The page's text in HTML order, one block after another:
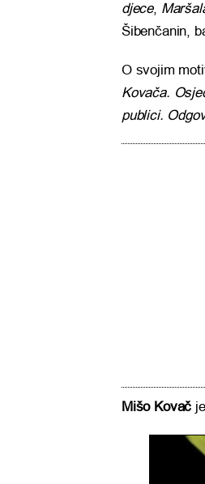
djece,
Šibenčanin,
O svojim
Kovača.
publici.
Mišo Kovač